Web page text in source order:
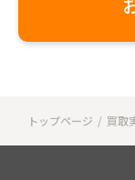
トップページ 買取